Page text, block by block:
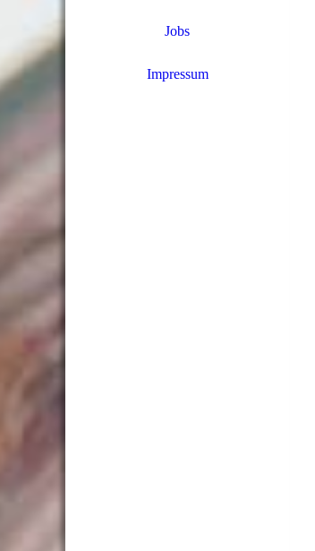
Jobs
Impressum